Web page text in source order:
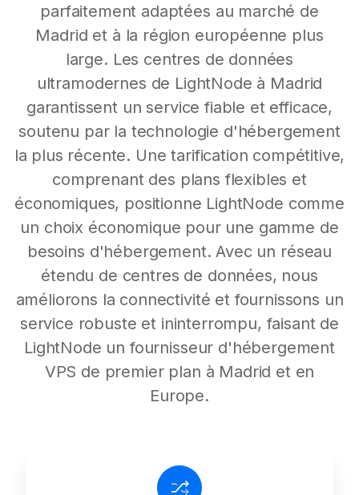
parfaitement adaptées au marché de
Madrid et à la région européenne plus
large. Les centres de données
ultramodernes de LightNode à Madrid
garantissent un service fiable et efficace,
soutenu par la technologie d'hébergement
la plus récente. Une tarification compétitive,
comprenant des plans flexibles et
économiques, positionne LightNode comme
un choix économique pour une gamme de
besoins d'hébergement. Avec un réseau
étendu de centres de données, nous
améliorons la connectivité et fournissons un
service robuste et ininterrompu, faisant de
LightNode un fournisseur d'hébergement
VPS de premier plan à Madrid et en
Europe.